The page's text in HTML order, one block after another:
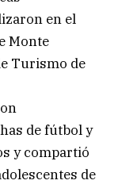
en el
Monte
Turismo de
de fútbol y
y compartió
de